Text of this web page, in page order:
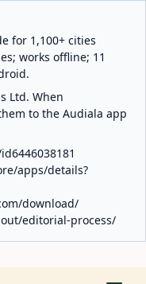
for 1,100+ cities
works offline; 11
Ltd. When
to the Audiala app
apps/details?
download/
editorial-process/